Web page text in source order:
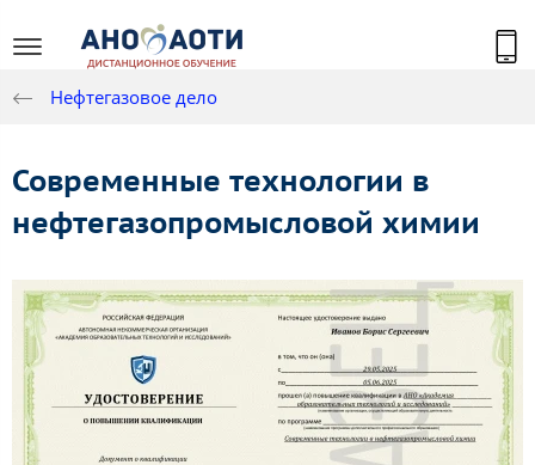
Нефтегазовое дело
Современные технологии в
нефтегазопромысловой химии